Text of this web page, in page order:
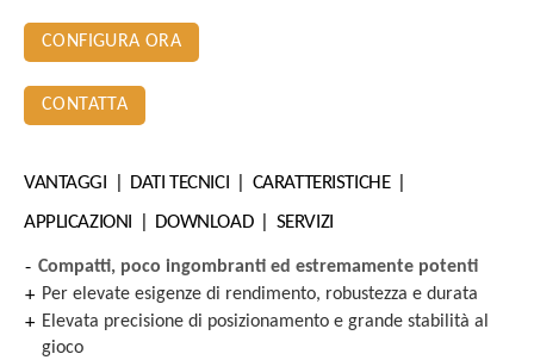
CONFIGURA ORA
CONTATTA
VANTAGGI DATI TECNICI
CARATTERISTICHE
APPLICAZIONI
DOWNLOAD SERVIZI
Compatti, poco ingombranti ed estremamente potenti
Per elevate esigenze di rendimento, robustezza e durata
Elevata precisione di posizionamento e grande stabilità al
gioco